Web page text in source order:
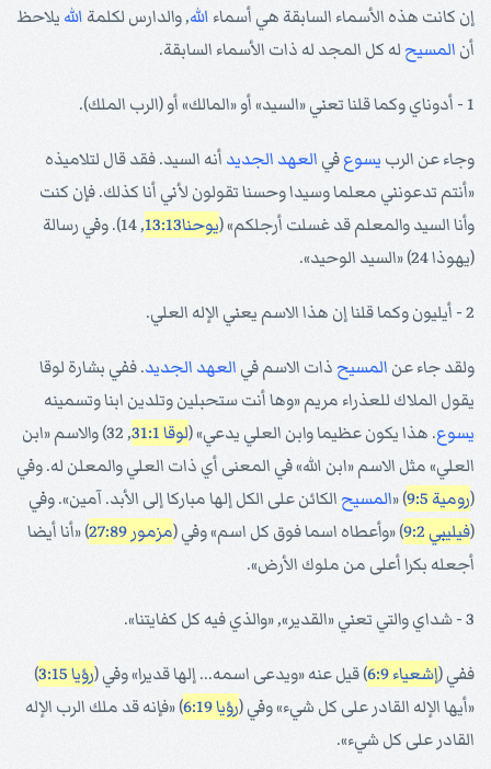
إن كانت هذه الأسماء السابقة هي أسماء الله, والدارس لكلمة الله يلاحظ
أن المسيحله كل المجد له ذات الأسماء السابقة.
1 - أدوناي وكما قلنا تعني «السيد» أو «المالك» أو (الرب الملك).
وجاء عن الرب يسوعفي العهد الجديد أنه السيد. فقد قال لتلاميذه
«أنتم تدعونني معلما وسيدا وحسنا تقولون لأني أنا كذلك. فإن كنت
وأنا السيد والمعلم قد غسلت أرجلكم» (يوحنا13:13
, 14). وفي رسالة
(يهوذا 24) «السيد الوحيد».
2 - أيليون وكما قلنا إن هذا الاسم يعني الإله العلي.
ولقد جاء عن المسيح ذات الاسم في العهد الجديد. ففي بشارة لوقا
يقول الملاك للعذراء مريم «وها أنت ستحبلين وتلدين ابنا وتسمينه
يسوع. هذا يكون عظيما وابن العلي يدعي» (لوقا 31:1
, 32) والاسم «ابن
العلي» مثل الاسم «ابن الله» في المعنى أي ذات العلي والمعلن له. وفي
(رومية 9:5 ) «المسيح الكائن على الكل إلها مباركا إلى الأبد. آمين». وفي
(فيليبي 9:2 ) «وأعطاه اسما فوق كل اسم» وفي (مزمور 27:89
) «أنا أيضا
أجعله بكرا أعلى من ملوك الأرض».
3 - شداي والتي تعني «القدير», «والذي فيه كل كفايتنا».
ففي (إشعياء 6:9 ) قيل عنه «ويدعى اسمه... إلها قديرا» وفي (رؤيا 3:15
)
«أيها الإله القادر على كل شيء» وفي (رؤيا 6:19
) «فإنه قد ملك الرب الإله
القادر على كل شيء».